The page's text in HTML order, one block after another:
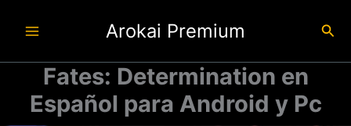
Arokai Premium
Fates: Determination en
Español para Android y Pc